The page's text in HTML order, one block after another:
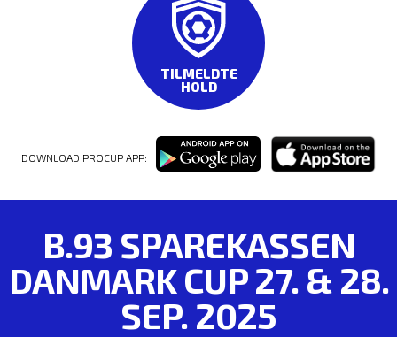
TILMELDTE
HOLD
DOWNLOAD PROCUP APP:
B.93 SPAREKASSEN
DANMARK CUP 27. & 28.
SEP. 2025